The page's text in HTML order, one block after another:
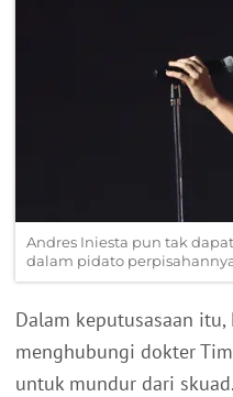
Andres Iniesta pun tak
dalam pidato
Dalam keputusasaan
menghubungi dokter
untuk mundur dari